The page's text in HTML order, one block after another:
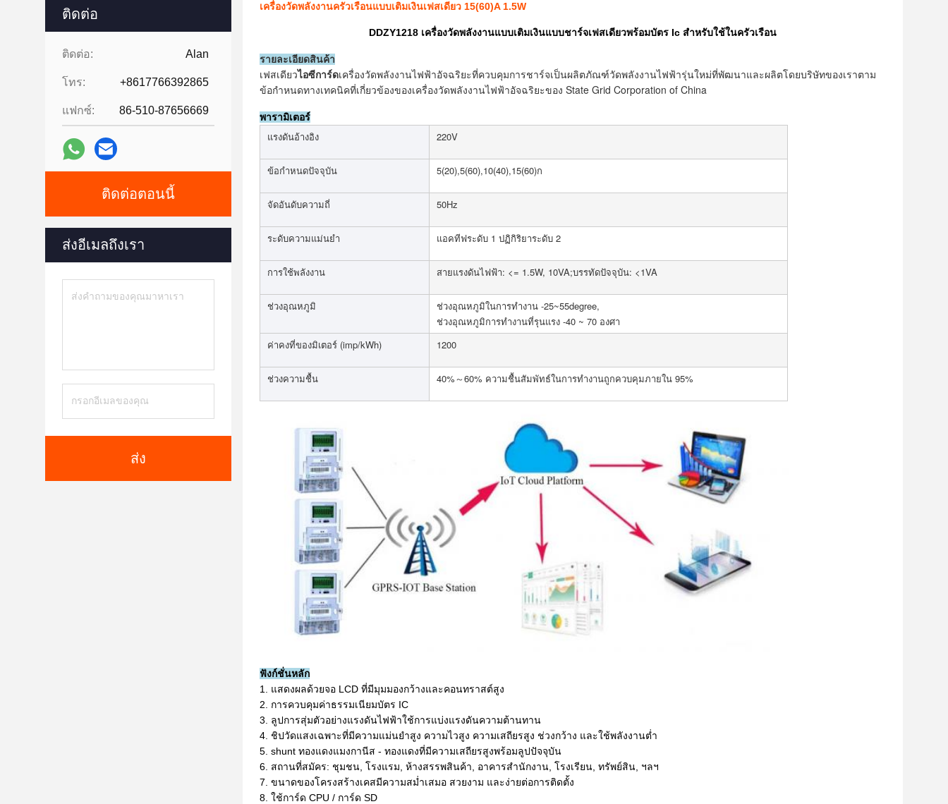
ติดต่อ
ติดต่อ: Alan
โทร: +8617766392865
แฟกซ์: 86-510-87656669
ติดต่อตอนนี้
ส่งอีเมลถึงเรา
ส่ง
เครื่องวัดพลังงานครัวเรือนแบบเติมเงินเฟสเดียว 15(60)A 1.5W
DDZY1218 เครื่องวัดพลังงานแบบเติมเงินแบบชาร์จเฟสเดียวพร้อมบัตร Ic สำหรับใช้ในครัวเรือน
รายละเอียดสินค้า
เฟสเดียวไอซีการ์ดเครื่องวัดพลังงานไฟฟ้าอัจฉริยะที่ควบคุมการชาร์จเป็นผลิตภัณฑ์วัดพลังงานไฟฟ้ารุ่นใหม่ที่พัฒนาและผลิตโดยบริษัทของเราตาม
ข้อกำหนดทางเทคนิคที่เกี่ยวข้องของเครื่องวัดพลังงานไฟฟ้าอัจฉริยะของ State Grid Corporation of China
พารามิเตอร์
แรงดันอ้างอิง 220V
ข้อกำหนดปัจจุบัน 5(20),5(60),10(40),15(60)ก
จัดอันดับความถี่ 50Hz
ระดับความแม่นยำ แอคทีฟระดับ 1 ปฏิกิริยาระดับ 2
การใช้พลังงาน สายแรงดันไฟฟ้า: <= 1.5W, 10VA;บรรทัดปัจจุบัน: <1VA
ช่วงอุณหภูมิ
ช่วงอุณหภูมิในการทำงาน -25~55degree,
ช่วงอุณหภูมิการทำงานที่รุนแรง -40 ~ 70 องศา
ค่าคงที่ของมิเตอร์ (imp/kWh)
1200
ช่วงความชื้น 40%～60% ความชื้นสัมพัทธ์ในการทำงานถูกควบคุมภายใน 95%
ฟังก์ชั่นหลัก
1. แสดงผลด้วยจอ LCD ที่มีมุมมองกว้างและคอนทราสต์สูง
2. การควบคุมค่าธรรมเนียมบัตร IC
3. ลูปการสุ่มตัวอย่างแรงดันไฟฟ้าใช้การแบ่งแรงดันความต้านทาน
4. ชิปวัดแสงเฉพาะที่มีความแม่นยำสูง ความไวสูง ความเสถียรสูง ช่วงกว้าง และใช้พลังงานต่ำ
5. shunt ทองแดงแมงกานีส - ทองแดงที่มีความเสถียรสูงพร้อมลูปปัจจุบัน
6. สถานที่สมัคร: ชุมชน, โรงแรม, ห้างสรรพสินค้า, อาคารสำนักงาน, โรงเรียน, ทรัพย์สิน, ฯลฯ
7. ขนาดของโครงสร้างเคสมีความสม่ำเสมอ สวยงาม และง่ายต่อการติดตั้ง
8. ใช้การ์ด CPU / การ์ด SD